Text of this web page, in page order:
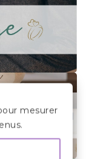
mesurer